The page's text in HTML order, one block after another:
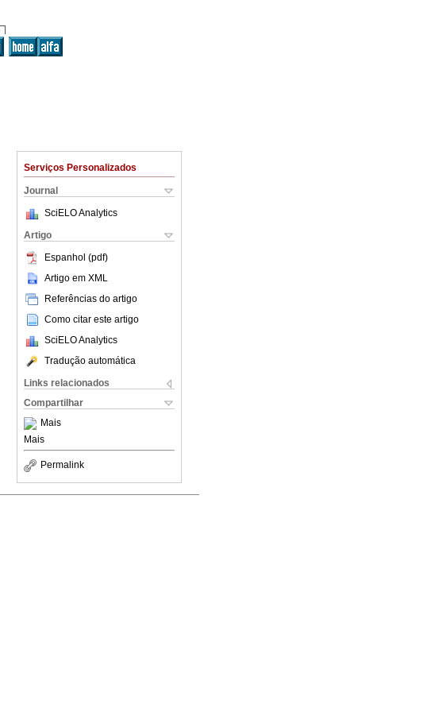
Serviços Personalizados
Journal
SciELO Analytics
Artigo
Espanhol (pdf)
Artigo em XML
Referências do artigo
Como citar este artigo
SciELO Analytics
Tradução automática
Links relacionados
Compartilhar
Mais
Mais
Permalink